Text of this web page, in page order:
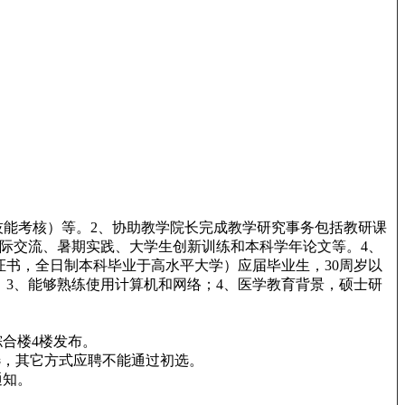
考核）等。2、协助教学院长完成教学研究事务包括教研课
流、暑期实践、大学生创新训练和本科学年论文等。4、
，全日制本科毕业于高水平大学）应届毕业生，30周岁以
、能够熟练使用计算机和网络；4、医学教育背景，硕士研
楼4楼发布。
其它方式应聘不能通过初选。
。